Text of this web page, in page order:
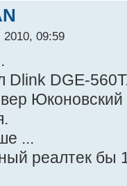
09:59
Dlink DGE-
...
реалтек бы